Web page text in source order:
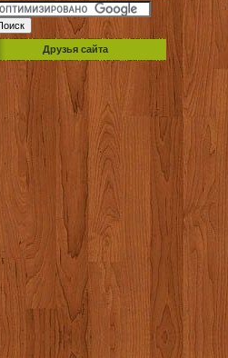
Друзья сайта